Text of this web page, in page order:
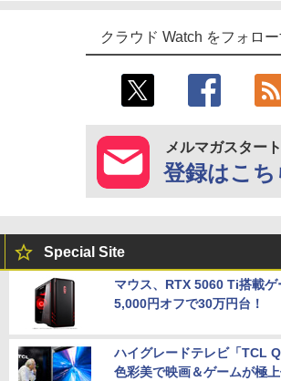
クラウド Watch をフォロ
メルマガスタート
登録はこち
Special Site
マウス、RTX 5060 Ti搭載
5,000円オフで30万円台！
ハイグレードテレビ「TCL
色彩美で映画＆ゲームが極